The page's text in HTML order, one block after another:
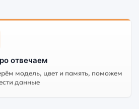
отвечаем
модель, цвет и память, поможем
данные